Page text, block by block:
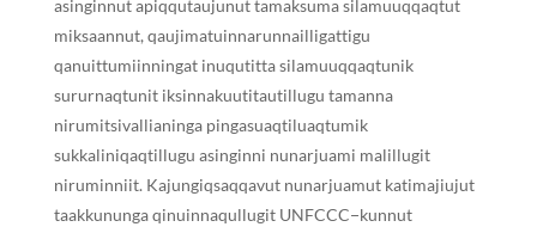
asinginnut apiqqutaujunut tamaksuma silamuuqqaqtut
miksaannut, qaujimatuinnarunnailligattigu
qanuittumiinningat inuqutitta silamuuqqaqtunik
sururnaqtunit iksinnakuutitautillugu tamanna
nirumitsivallianinga pingasuaqtiluaqtumik
sukkaliniqaqtillugu asinginni nunarjuami malillugit
niruminniit. Kajungiqsaqqavut nunarjuamut katimajiujut
taakkununga qinuinnaqullugit UNFCCC−kunnut